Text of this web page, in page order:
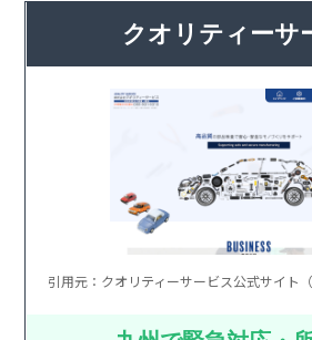
クオリティーサ
引用元：クオリティーサービス公式サイト